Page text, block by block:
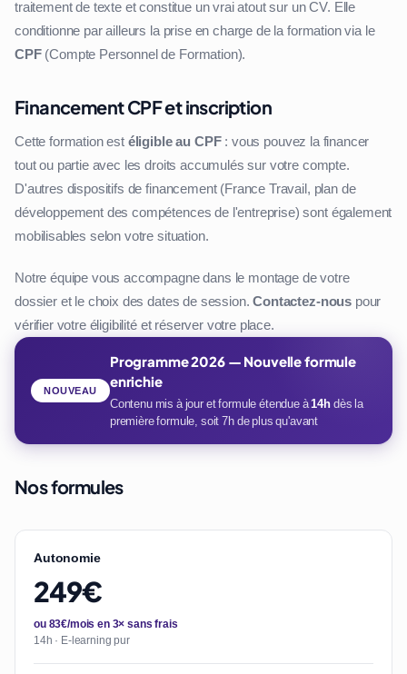
traitement de texte et constitue un vrai atout sur un CV. Elle
conditionne par ailleurs la prise en charge de la formation via le
CPF(Compte Personnel de Formation).
Financement CPF et inscription
Cette formation est éligible au CPF: vous pouvez la financer
tout ou partie avec les droits accumulés sur votre compte.
D'autres dispositifs de financement (France Travail, plan de
développement des compétences de l'entreprise) sont également
mobilisables selon votre situation.
Notre équipe vous accompagne dans le montage de votre
dossier et le choix des dates de session.Contactez-nous pour
vérifier votre éligibilité et réserver votre place.
Programme 2026 — Nouvelle formule
enrichie
Contenu mis à jour et formule étendue à14hdès la
première formule, soit 7h de plus qu'avant
NOUVEAU
Nos formules
Autonomie
249€
ou 83€/mois en 3× sans frais
14h · E-learning pur